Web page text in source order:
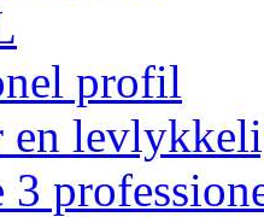
profil
en
3